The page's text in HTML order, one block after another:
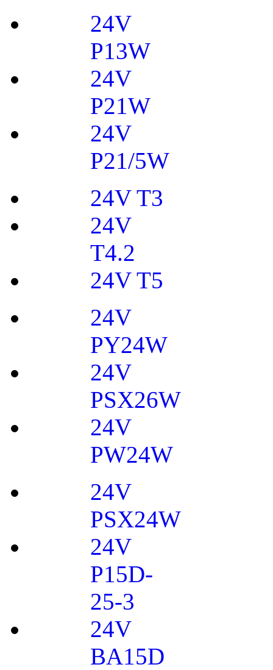
24V
P13W
24V
P21W
24V
P21/5W
24V T3
24V
T4.2
24V T5
24V
PY24W
24V
PSX26W
24V
PW24W
24V
PSX24W
24V
P15D-
25-3
24V
BA15D